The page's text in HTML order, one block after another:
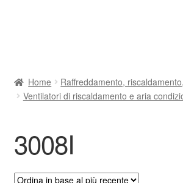
Consegna
Home
Raffreddamento,
Ventilatori di riscaldamento e aria
3008I